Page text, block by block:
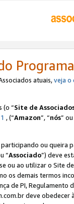
atuais,veja o
(o “Site de
, (“Amazon”, “nós”
ou queira
“Associado”) deve
ou ao utilizar o Site
os demais termos
de PI,
deve